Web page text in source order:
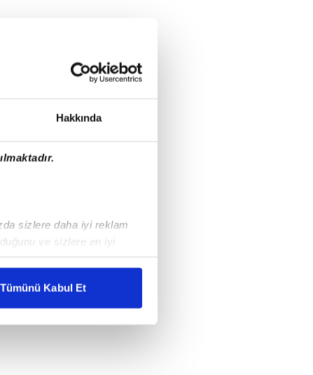
Hakkında
sizlere daha iyi reklam
ve sizlere en iyi
karşılamak
gösterilmeyecektir."
Tümünü Kabul Et